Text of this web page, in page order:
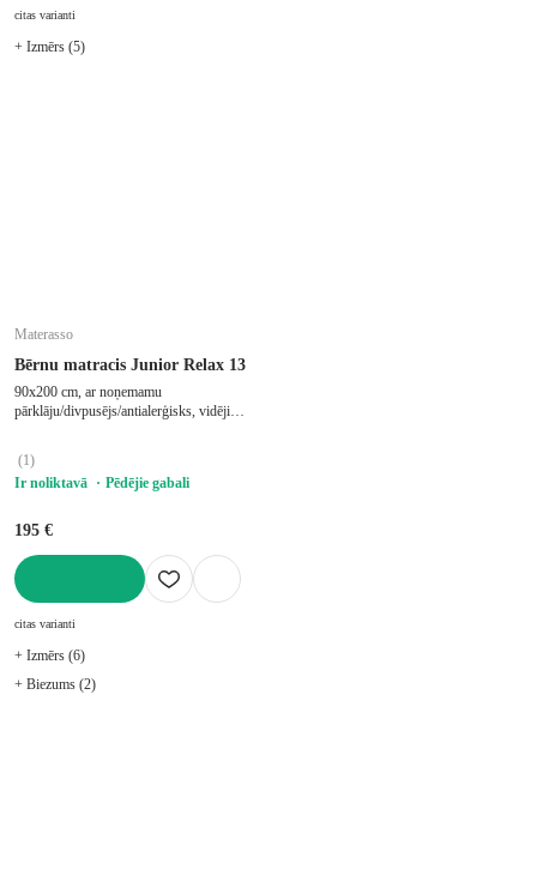
citas varianti
+ Izmērs (5)
Materasso
Bērnu matracis Junior Relax 13
90x200 cm, ar noņemamu
pārklāju/divpusējs/antialerģisks, vidēji
(1)
Ir noliktavā
Pēdējie gabali
195 €
citas varianti
+ Izmērs (6)
+ Biezums (2)